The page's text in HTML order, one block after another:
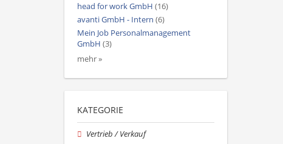
head for work GmbH (16)
avanti GmbH - Intern (6)
Mein Job Personalmanagement
GmbH (3)
mehr »
KATEGORIE
Vertrieb / Verkauf